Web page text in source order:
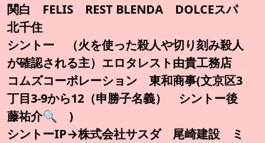
関白 FELIS REST BLENDA DOLCEスパ
北千住
シントー （火を使った殺人や切り刻み殺人
が確認される主）エロタレスト由貴工務店
コムズコーポレーション 東和商事(文京区3
丁目3-9から12（申勝子名義） シントー後
藤祐介🔍️ )
シントーIP→株式会社サスダ 尾崎建設 ミ